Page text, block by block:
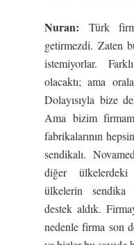
Nuran: Türk
getirmezdi. Zaten
istemiyorlar.
olacaktı; ama
Dolayısıyla bize
Ama bizim
fabrikalarının
sendikalı.
diğer ülkelerdeki
ülkelerin sendika
destek aldık.
nedenle firma son